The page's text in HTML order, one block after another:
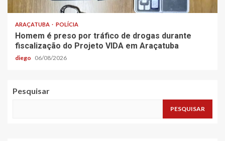
ARAÇATUBA POLÍCIA
Homem é preso por tráfico de drogas durante
fiscalização do Projeto VIDA em Araçatuba
diego 06/08/2026
Pesquisar
PESQUISAR